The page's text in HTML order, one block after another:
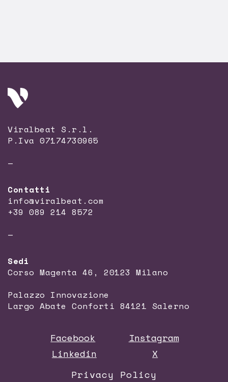
Viralbeat S.r.l.
P.Iva 07174730965
—
Contatti
info@viralbeat.com
+39 089 214 8572
—
Sedi
Corso Magenta 46, 20123 Milano
Palazzo Innovazione
Largo Abate Conforti 84121 Salerno
Facebook
Instagram
Linkedin
X
Privacy Policy